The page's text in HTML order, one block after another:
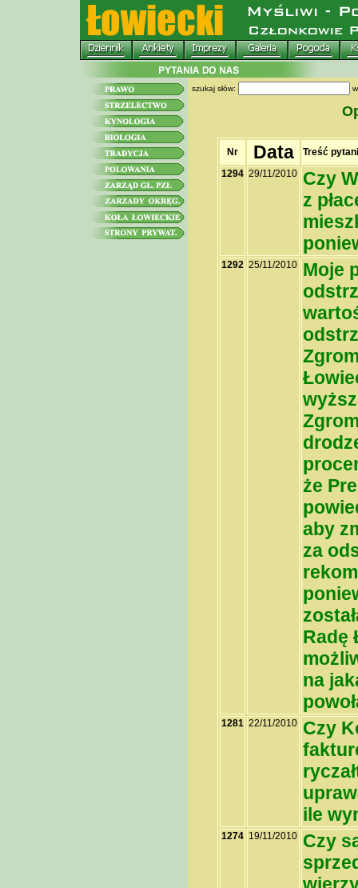
szukaj słów:
Nr Data
Treść
1294 29/11/2010 Czy
z
1292 25/11/2010 Moje
że
aby
za
Radę
na
1281 22/11/2010 Czy
ile
1274 19/11/2010 Czy